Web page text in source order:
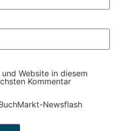
Website in diesem
Kommentar
Newsflash